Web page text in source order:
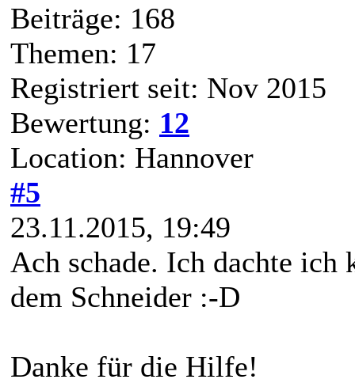
Beiträge: 168
Themen: 17
Registriert seit: Nov 2015
Bewertung: 12
Location: Hannover
#5
23.11.2015, 19:49
Ach schade. Ich dachte
dem Schneider :-D
Danke für die Hilfe!